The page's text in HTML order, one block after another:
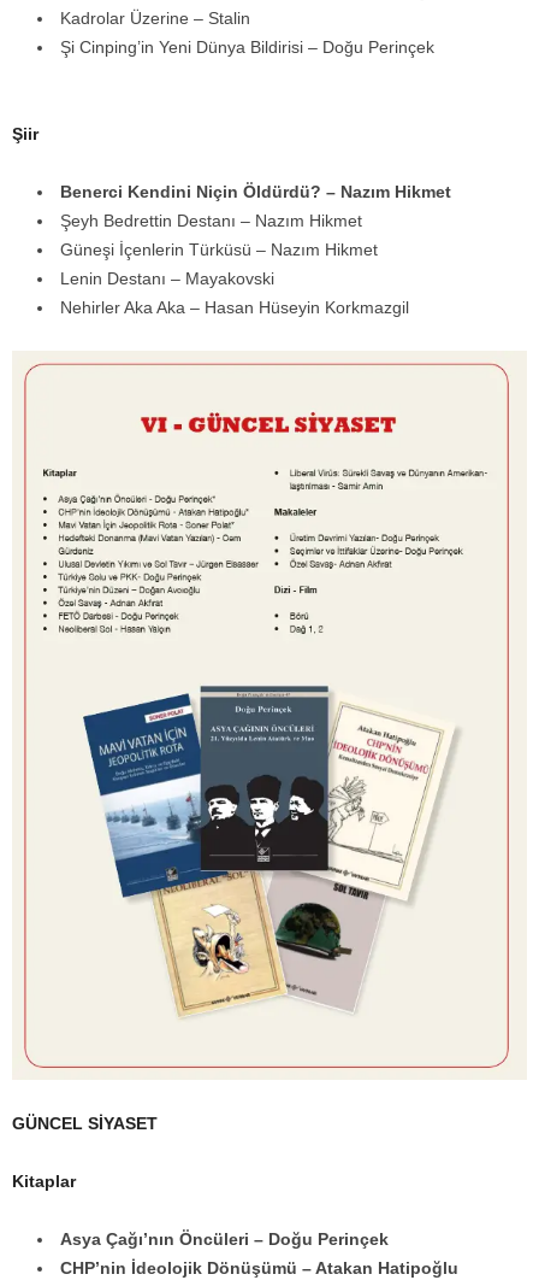
Kadrolar Üzerine – Stalin
Şi Cinping’in Yeni Dünya Bildirisi – Doğu Perinçek
Şiir
Benerci Kendini Niçin Öldürdü? – Nazım Hikmet
Şeyh Bedrettin Destanı – Nazım Hikmet
Güneşi İçenlerin Türküsü – Nazım Hikmet
Lenin Destanı – Mayakovski
Nehirler Aka Aka – Hasan Hüseyin Korkmazgil
GÜNCEL SİYASET
Kitaplar
Asya Çağı’nın Öncüleri – Doğu Perinçek
CHP’nin İdeolojik Dönüşümü – Atakan Hatipoğlu